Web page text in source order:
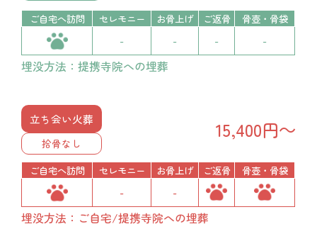
ご自宅へ訪問 セレモニー お骨上げ ご返骨
骨壺・骨袋
-
- - -
埋没方法：提携寺院への埋葬
立ち会い火葬
拾骨なし
15,400円～
ご自宅へ訪問 セレモニー お骨上げ ご返骨
骨壺・骨袋
-
-
埋没方法：ご自宅/提携寺院への埋葬